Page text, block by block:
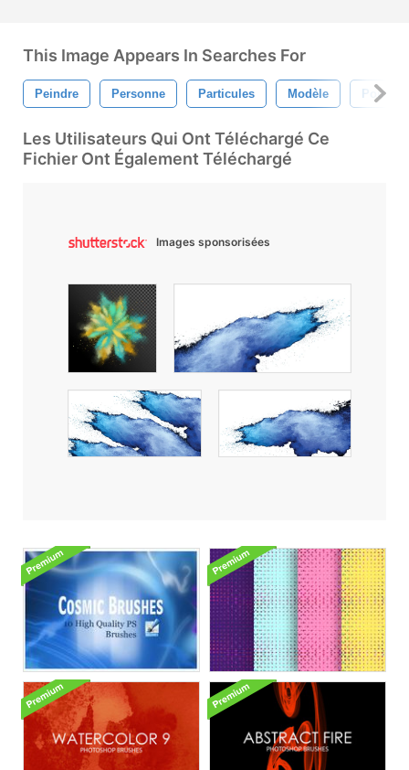
This Image Appears In Searches For
Peindre Personne Particules Modèle Poudre
Les Utilisateurs Qui Ont Téléchargé Ce
Fichier Ont Également Téléchargé
Images sponsorisées